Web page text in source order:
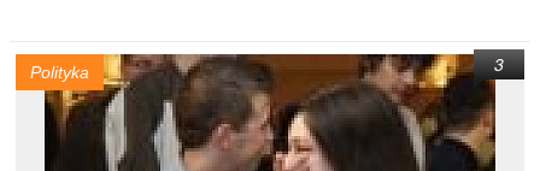
Polityka 3